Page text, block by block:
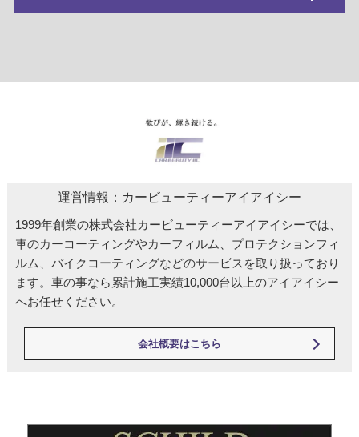
運営情報：カービューティーアイアイシー
1999年創業の株式会社カービューティーアイアイシーでは、
車のカーコーティングやカーフィルム、プロテクションフィ
ルム、バイクコーティングなどのサービスを取り扱っており
ます。車の事なら累計施工実績10,000台以上のアイアイシー
へお任せください。
会社概要はこちら